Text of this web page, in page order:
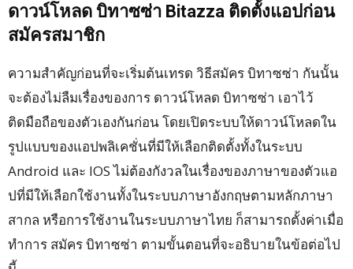
ดาวน์โหลด บิทาซซ่า Bitazza ติดตั้งแอปก่อน
สมัครสมาชิก
ความสำคัญก่อนที่จะเริ่มต้นเทรด วิธีสมัคร บิทาซซ่า กันนั้น
จะต้องไม่ลืมเรื่องของการ ดาวน์โหลด บิทาซซ่า เอาไว้
ติดมือถือของตัวเองกันก่อน โดยเปิดระบบให้ดาวน์โหลดใน
รูปแบบของแอปพลิเคชั่นที่มีให้เลือกติดตั้งทั้งในระบบ
Android และ IOS ไม่ต้องกังวลในเรื่องของภาษาของตัวแอ
ปที่มีให้เลือกใช้งานทั้งในระบบภาษาอังกฤษตามหลักภาษา
สากล หรือการใช้งานในระบบภาษาไทย ก็สามารถตั้งค่าเมื่อ
ทำการ สมัคร บิทาซซ่า ตามขั้นตอนที่จะอธิบายในข้อต่อไป